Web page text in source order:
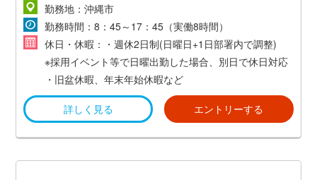
時間分）が含まれます。
残業の有無に関わらずお支払いし、超過した場合は別途
支給いたします。
*賞与：年2回 (夏季・冬季:会社の業績、人事評価制度に
よる)*
*昇給：年2回(会社の業績、人事評価制度による)*
勤務地：沖縄市
勤務時間：8：45～17：45（実働8時間）
休日・休暇：・週休2日制(日曜日+1日部署内で調整)
※採用イベント等で日曜出勤した場合、別日で休日対応
・旧盆休暇、年末年始休暇など
詳しく見る エントリーする